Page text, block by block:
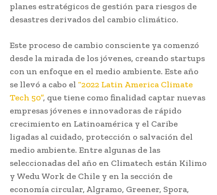
planes estratégicos de gestión para riesgos de
desastres derivados del cambio climático.
Este proceso de cambio consciente ya comenzó
desde la mirada de los jóvenes, creando startups
con un enfoque en el medio ambiente. Este año
se llevó a cabo el “2022 Latin America Climate
Tech 50”, que tiene como finalidad captar nuevas
empresas jóvenes e innovadoras de rápido
crecimiento en Latinoamérica y el Caribe
ligadas al cuidado, protección o salvación del
medio ambiente. Entre algunas de las
seleccionadas del año en Climatech están Kilimo
y Wedu Work de Chile y en la sección de
economía circular, Algramo, Greener, Spora,